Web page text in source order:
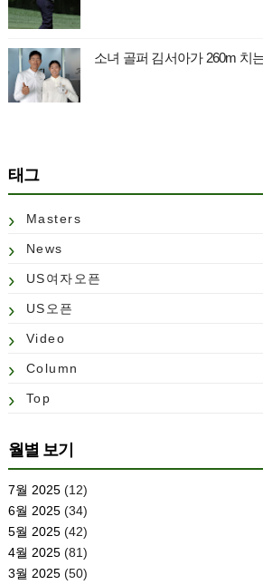
소녀 골퍼 김서아가 260m 치
태그
Masters
News
US여자오픈
US오픈
Video
Column
Top
월별 보기
7월 2025(12)
6월 2025(34)
5월 2025(42)
4월 2025(81)
3월 2025(50)